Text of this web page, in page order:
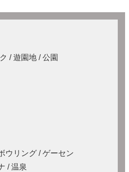
/ 遊園地 / 公園
ウリング / ゲーセン
/ 温泉